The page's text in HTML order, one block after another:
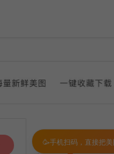
🥳手机扫码，直接把